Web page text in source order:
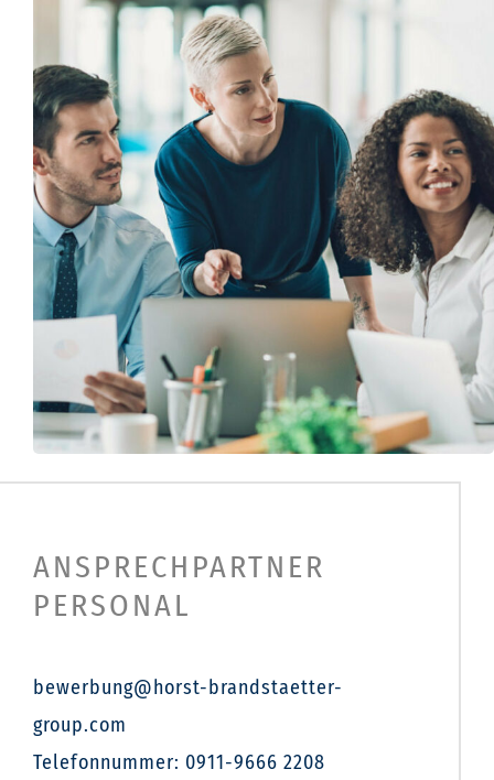
ANSPRECHPARTNER
PERSONAL
bewerbung@horst-brandstaetter-
group.com
Telefonnummer: 0911-9666 2208